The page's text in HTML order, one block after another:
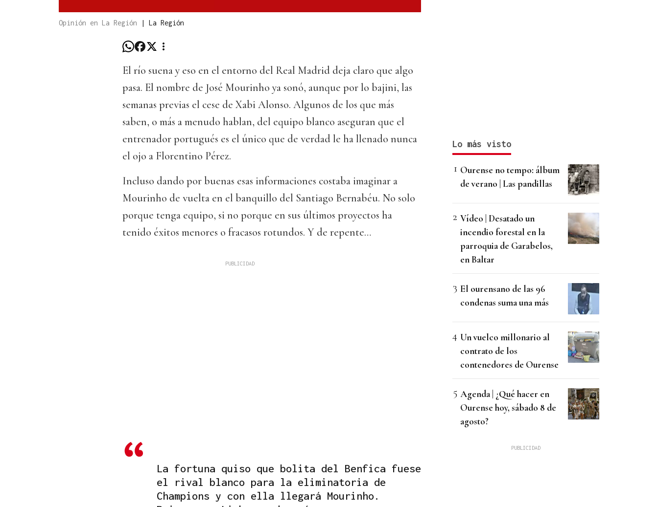
Opinión en La Región | La Región
El río suena y eso en el entorno del Real Madrid deja claro que algo
pasa. El nombre de José Mourinho ya sonó, aunque por lo bajini, las
semanas previas el cese de Xabi Alonso. Algunos de los que más
saben, o más a menudo hablan, del equipo blanco aseguran que el
entrenador portugués es el único que de verdad le ha llenado nunca
el ojo a Florentino Pérez.
Incluso dando por buenas esas informaciones costaba imaginar a
Mourinho de vuelta en el banquillo del Santiago Bernabéu. No solo
porque tenga equipo, si no porque en sus últimos proyectos ha
tenido éxitos menores o fracasos rotundos. Y de repente…
La fortuna quiso que bolita del Benfica fuese
el rival blanco para la eliminatoria de
Champions y con ella llegará Mourinho.
Lo más visto
Ourense no tempo: álbum
de verano | Las pandillas
Vídeo | Desatado un
incendio forestal en la
parroquia de Garabelos,
en Baltar
El ourensano de las 96
condenas suma una más
Un vuelco millonario al
contrato de los
contenedores de Ourense
Agenda | ¿Qué hacer en
Ourense hoy, sábado 8 de
agosto?